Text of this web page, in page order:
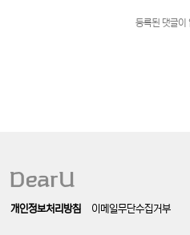
등록된 댓글이
개인정보처리방침 이메일무단수집거부